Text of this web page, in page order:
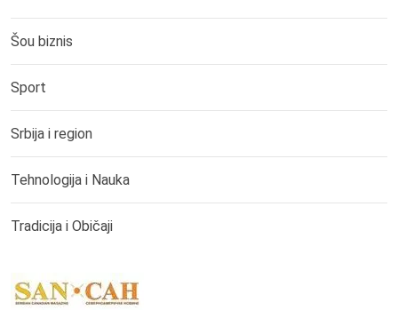
Šou biznis
Sport
Srbija i region
Tehnologija i Nauka
Tradicija i Običaji